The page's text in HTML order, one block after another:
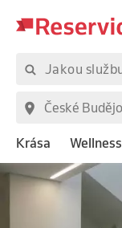
Krása Wellness